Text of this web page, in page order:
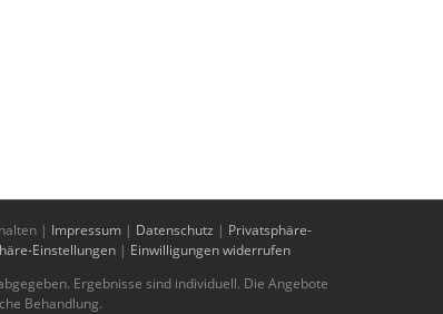
| Impressum | Datenschutz | Privatsphäre-
Einstellungen | Einwilligungen widerrufen
Ergebnisse sind individuell. Die Angebote
Behandlung.